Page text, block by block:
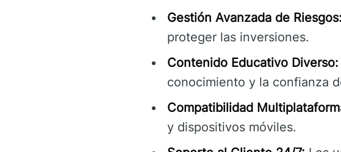
Gestión Avanzada de Riesgos:
proteger las inversiones.
Contenido Educativo Diverso:
conocimiento y la confianza
Compatibilidad
y dispositivos móviles.